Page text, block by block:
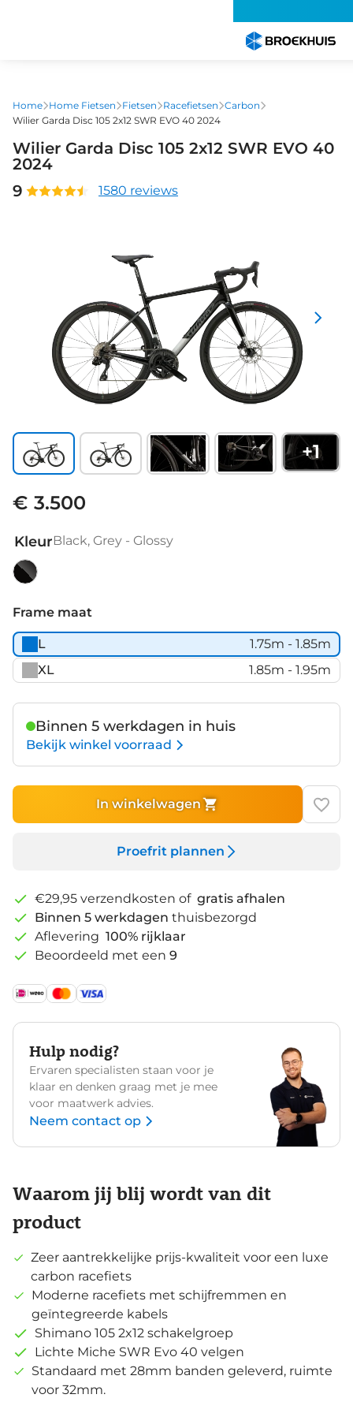
gaan
Home Home Fietsen Fietsen Racefietsen Carbon
Wilier Garda Disc 105 2x12 SWR EVO 40 2024
Wilier Garda Disc 105 2x12 SWR EVO 40
2024
9
1580 reviews
+1
€ 3.500
KleurBlack, Grey - Glossy
Grey
-
Glossy
Frame maat
L
1.75m - 1.85m
XL
1.85m - 1.95m
Binnen 5 werkdagen in huis
Bekijk winkel voorraad
In winkelwagen
Proefrit plannen
€29,95 verzendkosten of gratis afhalen
Binnen 5 werkdagen thuisbezorgd
Aflevering 100% rijklaar
Beoordeeld met een 9
Hulp nodig?
Ervaren specialisten staan voor je
klaar en denken graag met je mee
voor maatwerk advies.
Neem contact op
Waarom jij blij wordt van dit
product
Zeer aantrekkelijke prijs-kwaliteit voor een luxe
carbon racefiets
Moderne racefiets met schijfremmen en
geïntegreerde kabels
Shimano 105 2x12 schakelgroep
Lichte Miche SWR Evo 40 velgen
Standaard met 28mm banden geleverd, ruimte
voor 32mm.